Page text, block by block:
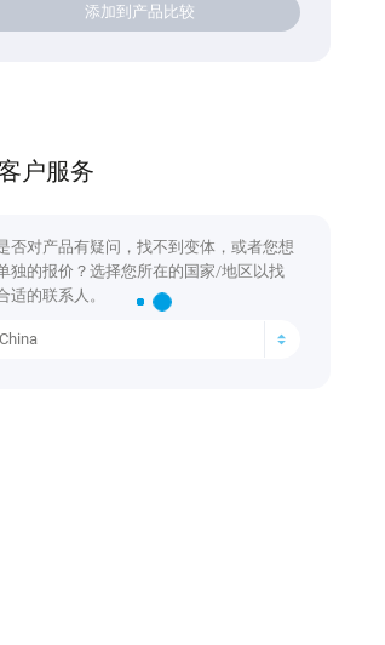
添加到产品比较
户服务
否对产品有疑问，找不到变体，或者您想
独的报价？选择您所在的国家/地区以找
适的联系人。
China